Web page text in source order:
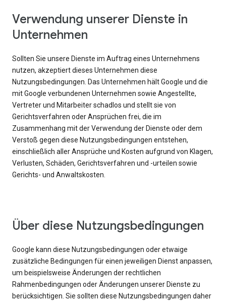
Verwendung unserer Dienste in
Unternehmen
Sollten Sie unsere Dienste im Auftrag eines Unternehmens
nutzen, akzeptiert dieses Unternehmen diese
Nutzungsbedingungen. Das Unternehmen hält Google und die
mit Google verbundenen Unternehmen sowie Angestellte,
Vertreter und Mitarbeiter schadlos und stellt sie von
Gerichtsverfahren oder Ansprüchen frei, die im
Zusammenhang mit der Verwendung der Dienste oder dem
Verstoß gegen diese Nutzungsbedingungen entstehen,
einschließlich aller Ansprüche und Kosten aufgrund von Klagen,
Verlusten, Schäden, Gerichtsverfahren und -urteilen sowie
Gerichts- und Anwaltskosten.
Über diese Nutzungsbedingungen
Google kann diese Nutzungsbedingungen oder etwaige
zusätzliche Bedingungen für einen jeweiligen Dienst anpassen,
um beispielsweise Änderungen der rechtlichen
Rahmenbedingungen oder Änderungen unserer Dienste zu
berücksichtigen. Sie sollten diese Nutzungsbedingungen daher